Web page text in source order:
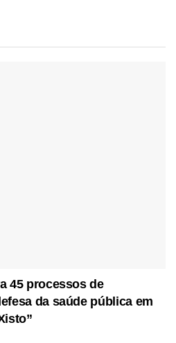
45 processos de
da saúde pública em